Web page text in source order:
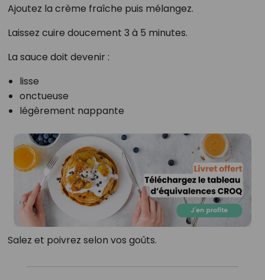
Ajoutez la crème fraîche puis mélangez.
Laissez cuire doucement 3 à 5 minutes.
La sauce doit devenir :
lisse
onctueuse
légèrement nappante
Salez et poivrez selon vos goûts.